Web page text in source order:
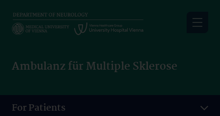
main
Ambulanz für Multiple Sklerose
For Patients